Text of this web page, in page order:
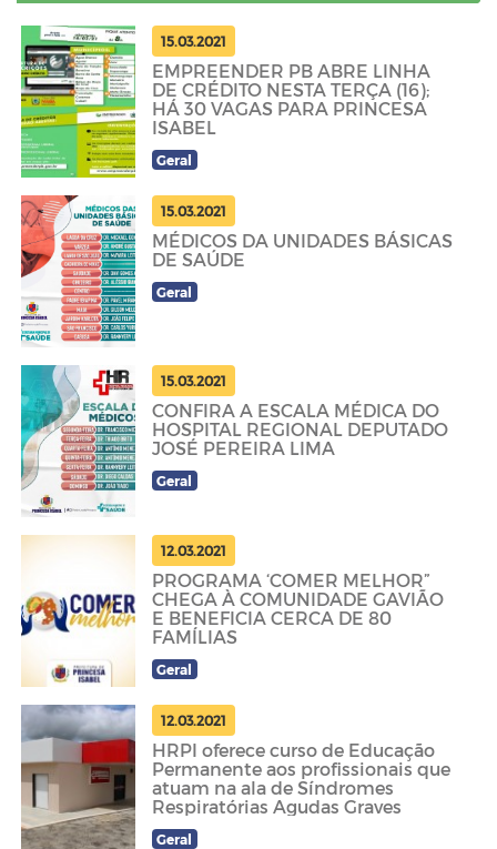
15.03.2021
EMPREENDER PB ABRE LINHA
DE CRÉDITO NESTA TERÇA (16);
HÁ 30 VAGAS PARA PRINCESA
ISABEL
Geral
15.03.2021
MÉDICOS DA UNIDADES BÁSICAS
DE SAÚDE
Geral
15.03.2021
CONFIRA A ESCALA MÉDICA DO
HOSPITAL REGIONAL DEPUTADO
JOSÉ PEREIRA LIMA
Geral
12.03.2021
PROGRAMA ‘COMER MELHOR”
CHEGA À COMUNIDADE GAVIÃO
E BENEFICIA CERCA DE 80
FAMÍLIAS
Geral
12.03.2021
HRPI oferece curso de Educação
Permanente aos profissionais que
atuam na ala de Síndromes
Respiratórias Agudas Graves
Geral